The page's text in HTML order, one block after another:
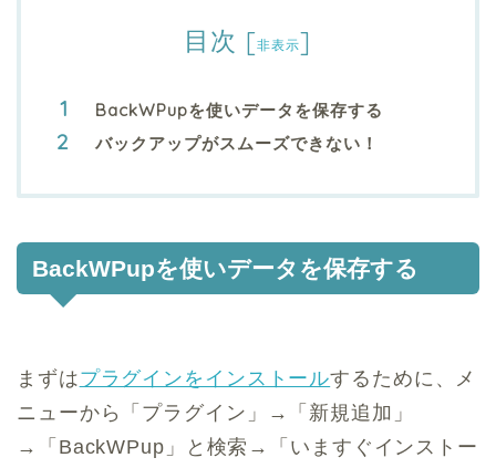
目次 [非表示]
BackWPupを使いデータを保存する
バックアップがスムーズできない！
BackWPupを使いデータを保存する
まずはプラグインをインストールするために、メ
ニューから「プラグイン」→「新規追加」
→「BackWPup」と検索→「いますぐインストー